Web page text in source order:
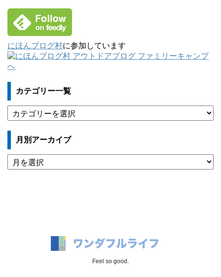
にほんブログ村に参加しています
カテゴリー一覧
テ
ゴ
ー
一
覧
月別アーカイブ
月
別
Feel so good.